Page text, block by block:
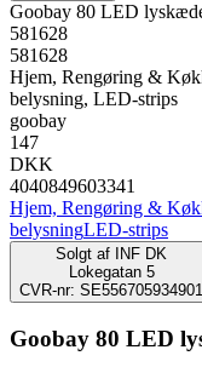
Goobay 80 LED
581628
581628
Hjem, Rengøring &
belysning, LED-strips
goobay
147
DKK
4040849603341
Hjem, Rengøring &
belysningLED-strips
Solgt af
INF DK
Lokegatan 5
CVR-nr: SE556705934901
Goobay 80 LED